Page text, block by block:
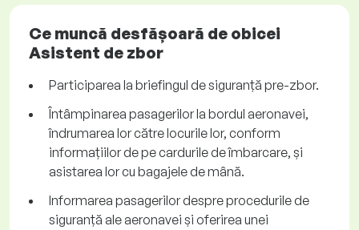
Ce muncă desfășoară de obicei
Asistent de zbor
Participarea la briefingul de siguranță pre-zbor.
Întâmpinarea pasagerilor la bordul aeronavei,
îndrumarea lor către locurile lor, conform
informațiilor de pe cardurile de îmbarcare, și
asistarea lor cu bagajele de mână.
Informarea pasagerilor despre procedurile de
siguranță ale aeronavei și oferirea unei